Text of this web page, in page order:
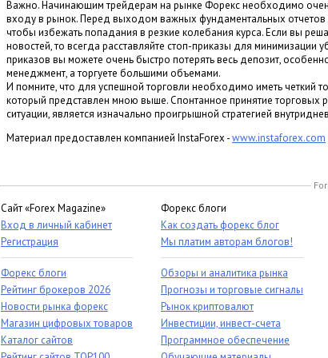
Важно. Начинающим трейдерам на рынке Форекс необходимо
входу в рынок. Перед выходом важных фундаментальных отчетов
чтобы избежать попадания в резкие колебания курса. Если вы
новостей, то всегда расставляйте стоп-приказы для минимизации
приказов вы можете очень быстро потерять весь депозит,
менеджмент, а торгуете большими объемами.
И помните, что для успешной торговли необходимо иметь четкий
который представлен мною выше. Спонтанное принятие торговых
ситуации, является изначально проигрышной стратегией
Материал предоставлен компанией InstaForex -www.instaforex.com
Сайт «Forex Magazine»
Вход в личный кабинет
Регистрация
Форекс блоги
Рейтинг брокеров 2026
Новости рынка форекс
Магазин цифровых товаров
Каталог сайтов
Форекс блоги
Как создать форекс блог
Мы платим авторам блогов!
Обзоры и аналитика рынка
Прогнозы и торговые сигналы
Рынок криптовалют
Инвестиции, инвест-счета
Программное обеспечение